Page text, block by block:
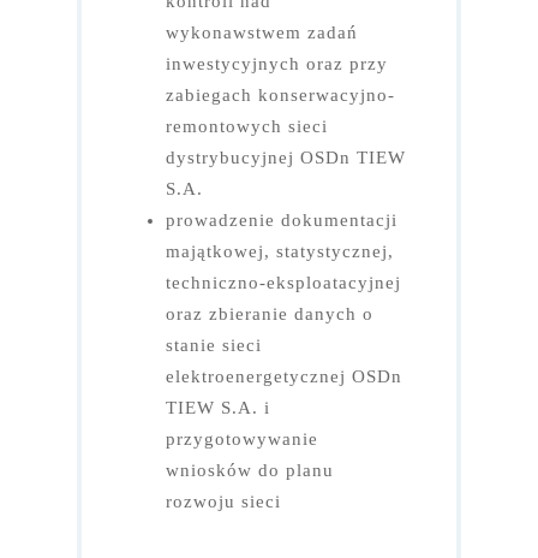
wykonawstwem zadań
inwestycyjnych oraz przy
zabiegach konserwacyjno-
remontowych sieci
dystrybucyjnej OSDn TIEW
S.A.
prowadzenie dokumentacji
majątkowej, statystycznej,
techniczno-eksploatacyjnej
oraz zbieranie danych o
stanie sieci
elektroenergetycznej OSDn
TIEW S.A. i
przygotowywanie
wniosków do planu
rozwoju sieci